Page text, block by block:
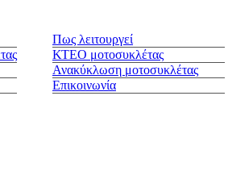
Πως λειτουργεί
ΚΤΕΟ μοτοσυκλέτας
Ανακύκλωση μοτοσυκλέτας
Επικοινωνία